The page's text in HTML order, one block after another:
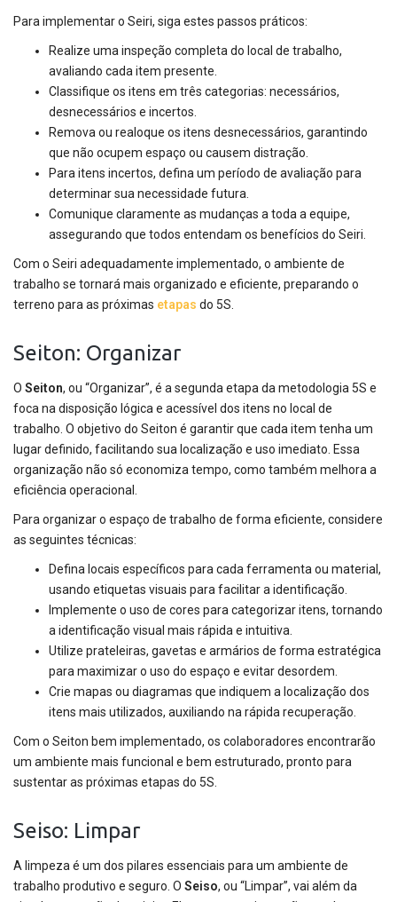
Para implementar o Seiri, siga estes passos práticos:
Realize uma inspeção completa do local de trabalho,
avaliando cada item presente.
Classifique os itens em três categorias: necessários,
desnecessários e incertos.
Remova ou realoque os itens desnecessários, garantindo
que não ocupem espaço ou causem distração.
Para itens incertos, defina um período de avaliação para
determinar sua necessidade futura.
Comunique claramente as mudanças a toda a equipe,
assegurando que todos entendam os benefícios do Seiri.
Com o Seiri adequadamente implementado, o ambiente de
trabalho se tornará mais organizado e eficiente, preparando o
terreno para as próximas etapas do 5S.
Seiton: Organizar
O Seiton, ou “Organizar”, é a segunda etapa da metodologia 5S e
foca na disposição lógica e acessível dos itens no local de
trabalho. O objetivo do Seiton é garantir que cada item tenha um
lugar definido, facilitando sua localização e uso imediato. Essa
organização não só economiza tempo, como também melhora a
eficiência operacional.
Para organizar o espaço de trabalho de forma eficiente, considere
as seguintes técnicas:
Defina locais específicos para cada ferramenta ou material,
usando etiquetas visuais para facilitar a identificação.
Implemente o uso de cores para categorizar itens, tornando
a identificação visual mais rápida e intuitiva.
Utilize prateleiras, gavetas e armários de forma estratégica
para maximizar o uso do espaço e evitar desordem.
Crie mapas ou diagramas que indiquem a localização dos
itens mais utilizados, auxiliando na rápida recuperação.
Com o Seiton bem implementado, os colaboradores encontrarão
um ambiente mais funcional e bem estruturado, pronto para
sustentar as próximas etapas do 5S.
Seiso: Limpar
A limpeza é um dos pilares essenciais para um ambiente de
trabalho produtivo e seguro. O Seiso, ou “Limpar”, vai além da